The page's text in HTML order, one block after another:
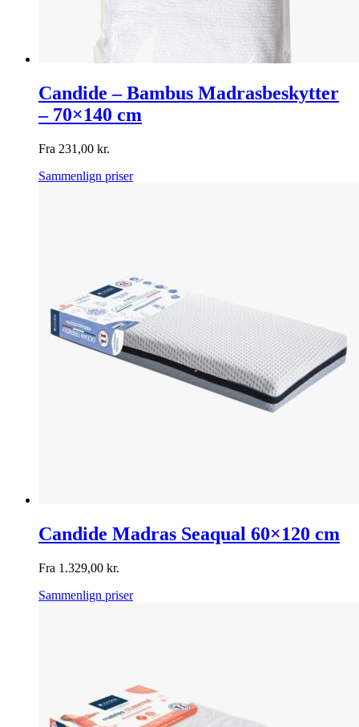
Candide – Bambus Madrasbeskytter
– 70×140 cm
Fra 231,00 kr.
Sammenlign priser
Candide Madras Seaqual 60×120 cm
Fra 1.329,00 kr.
Sammenlign priser